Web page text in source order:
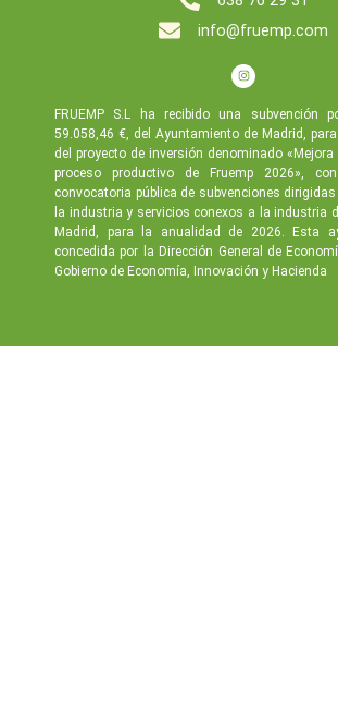
info@fruemp.com
FRUEMP S.L ha recibido una subvención
59.058,46 €, del Ayuntamiento de Madrid,
del proyecto de inversión denominado «Mejora
proceso productivo de Fruemp 2026»,
convocatoria pública de subvenciones
la industria y servicios conexos a la industria
Madrid, para la anualidad de 2026. Esta
concedida por la Dirección General de
Gobierno de Economía, Innovación y Hacienda